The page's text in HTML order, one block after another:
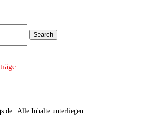
Search
| Alle Inhalte unterliegen